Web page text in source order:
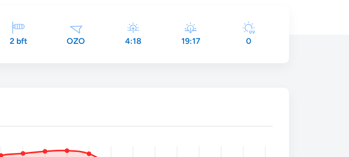
2 bft OZO 4:18 19:17 0